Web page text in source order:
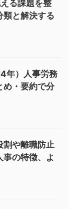
る課題を整
類と解決する
年）人事労務
め・要約で分
割や離職防止
の特徴、よ